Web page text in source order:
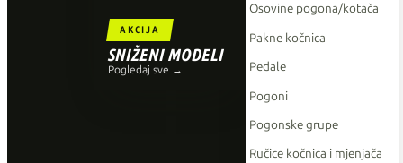
AKCIJA
SNIŽENI MODELI
Pogledaj sve →
Osovine pogona/kotača
Pakne kočnica
Pedale
Pogoni
Pogonske grupe
Ručice kočnica i mjenjača